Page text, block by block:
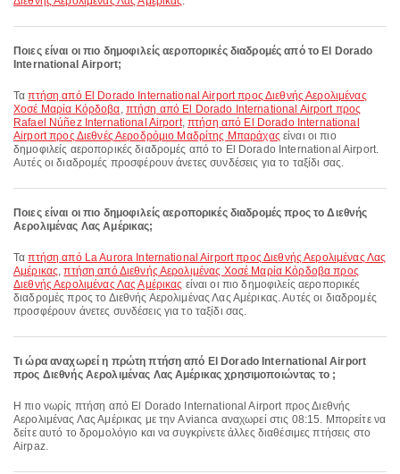
Ποιες είναι οι πιο δημοφιλείς αεροπορικές διαδρομές από το El Dorado
International Airport;
Ταπτήση από El Dorado International Airport προς Διεθνής Αερολιμένας
Χοσέ Μαρία Κόρδοβα, πτήση από El Dorado International Airport προς
Rafael Núñez International Airport,πτήση από El Dorado International
Airport προς Διεθνές Αεροδρόμιο Μαδρίτης Μπαράχας είναι οι πιο
δημοφιλείς αεροπορικές διαδρομές από το El Dorado International Airport.
Αυτές οι διαδρομές προσφέρουν άνετες συνδέσεις για το ταξίδι σας.
Ποιες είναι οι πιο δημοφιλείς αεροπορικές διαδρομές προς το Διεθνής
Αερολιμένας Λας Αμέρικας;
Ταπτήση από La Aurora International Airport προς Διεθνής Αερολιμένας Λας
Αμέρικας,πτήση από Διεθνής Αερολιμένας Χοσέ Μαρία Κόρδοβα προς
Διεθνής Αερολιμένας Λας Αμέρικας είναι οι πιο δημοφιλείς αεροπορικές
διαδρομές προς το Διεθνής Αερολιμένας Λας Αμέρικας. Αυτές οι διαδρομές
προσφέρουν άνετες συνδέσεις για το ταξίδι σας.
Τι ώρα αναχωρεί η πρώτη πτήση από El Dorado International Airport
προς Διεθνής Αερολιμένας Λας Αμέρικας χρησιμοποιώντας το ;
Η πιο νωρίς πτήση από El Dorado International Airport προς Διεθνής
Αερολιμένας Λας Αμέρικας με την Avianca αναχωρεί στις 08:15. Μπορείτε να
δείτε αυτό το δρομολόγιο και να συγκρίνετε άλλες διαθέσιμες πτήσεις στο
Airpaz.